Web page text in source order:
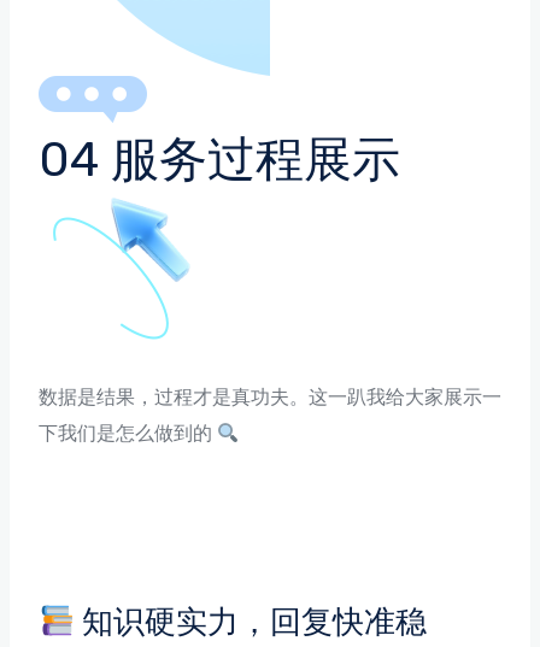
04 服务过程展示
数据是结果，过程才是真功夫。这一趴我给大家展示一
下我们是怎么做到的
知识硬实力，回复快准稳